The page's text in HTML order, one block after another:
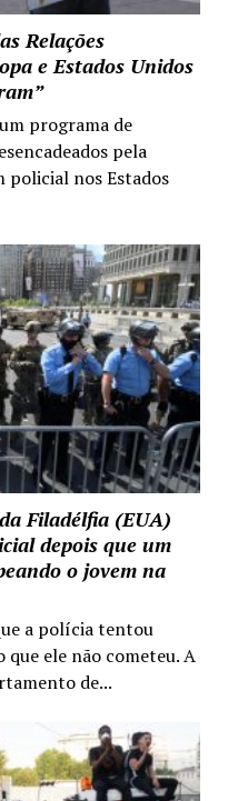
Relações
e Estados Unidos
programa de
pela
policial nos Estados
Filadélfia (EUA)
depois que um
o jovem na
a polícia tentou
ele não cometeu. A
de...